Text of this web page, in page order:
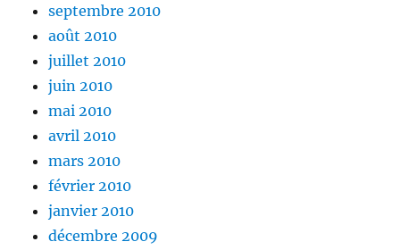
septembre 2010
août 2010
juillet 2010
juin 2010
mai 2010
avril 2010
mars 2010
février 2010
janvier 2010
décembre 2009